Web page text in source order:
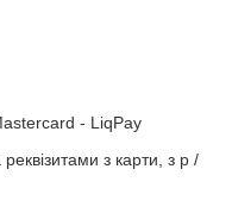
- LiqPay
з карти, з р /